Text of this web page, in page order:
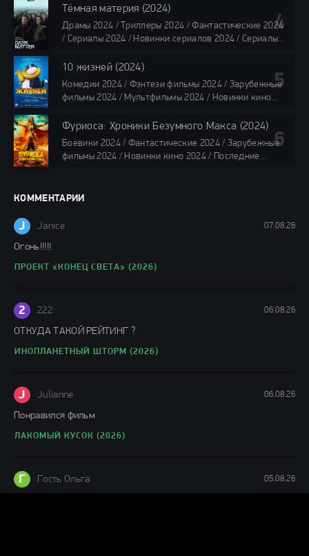
Сериалы в озвучке HDrezka Studio / Смотреть фильмы
онлайн
40 мин
Тёмная материя (2024)
Драмы 2024 / Триллеры 2024 / Фантастические 2024
/ Сериалы 2024 / Новинки сериалов 2024 / Сериалы
Сериалы в озвучке LostFilm / Сериалы в озвучке
HDrezka Studio / Смотреть фильмы онлайн
все серии по 45 мин.
10 жизней (2024)
Комедии 2024 / Фэнтези фильмы 2024 / Зарубежные
фильмы 2024 / Мультфильмы 2024 / Новинки кино
/ Фильмы 2024 / Популярные фильмы / Смотреть
фильмы онлайн
88 мин.
Фуриоса: Хроники Безумного Макса (2024)
Боевики 2024 / Фантастические 2024 / Зарубежные
фильмы 2024 / Новинки кино 2024 / Последние
фильмы онлайн
КОММЕНТАРИИ
J Janice 07.08.26
Огонь!!!!!
ПРОЕКТ «КОНЕЦ СВЕТА» (2026)
2 222 06.08.26
ОТКУДА ТАКОЙ РЕЙТИНГ ?
ИНОПЛАНЕТНЫЙ ШТОРМ (2026)
J Julianne 06.08.26
Понравился фильм
ЛАКОМЫЙ КУСОК (2026)
Г Гость Ольга 05.08.26